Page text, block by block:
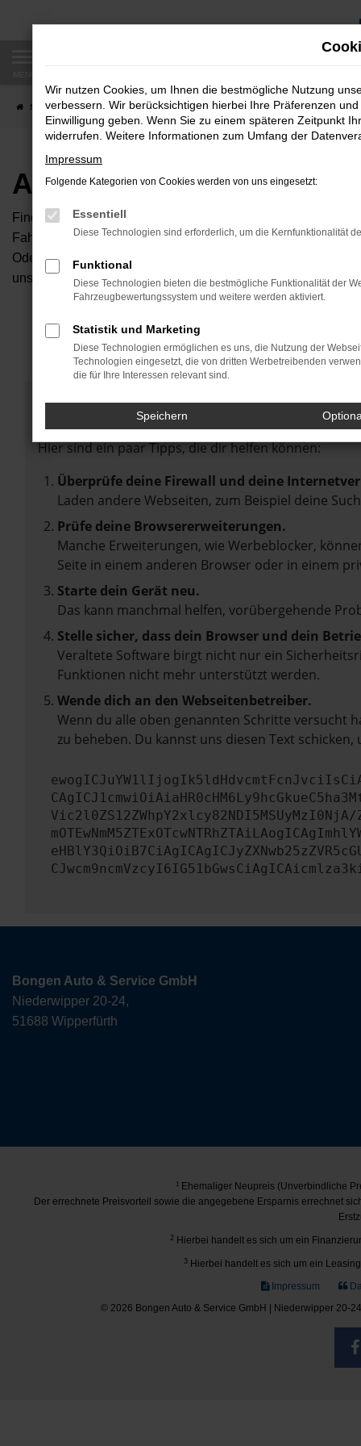
Zum
Startseite Fahrzeugangebote Autobörse
Autobörse
Finden Sie Ihren neuen Traumwagen bei uns. Dafür haben
Fahrzeuge an, die bei uns auf dem Hof stehen. Dann
Oder Sie klicken auf den Button Autobörse und Sie haben
unserem Händlernetzwerk. Diese Fahrzeuge können wir
Fehler: Network Error
Beim Laden ist ein Fehler aufgetreten.
Hier sind ein paar Tipps, die dir helfen können:
Überprüfe deine Firewall und deine
Laden andere Webseiten, zum Beispiel deine
Prüfe deine Browsererweiterungen.
Manche Erweiterungen, wie Werbeblocker,
Seite in einem anderen Browser oder in einem
Starte dein Gerät neu.
Das kann manchmal helfen, vorübergehende
Stelle sicher, dass dein Browser und dein
Veraltete Software birgt nicht nur ein
Funktionen nicht mehr unterstützt werden.
Wende dich an den Webseitenbetreiber.
Wenn du alle oben genannten Schritte versucht
zu beheben. Du kannst uns diesen Text
Vic2l0ZS12ZWhpY2xlcy82NDI5MSUyMzI0NjA/
Bongen Auto & Service GmbH
Niederwipper 20-24,
51688 Wipperfürth
1Ehemaliger Neupreis (Unverbindliche
Der errechnete Preisvorteil sowie die angegebene Ersparnis errechnet
2 Hierbei handelt es sich um ein
3 Hierbei handelt es sich um ein
Impressum
© 2026 Bongen Auto & Service GmbH | Niederwipper 20-
Wir nutzen Cookies, um Ihnen die bestmögliche Nutzung
verbessern. Wir berücksichtigen hierbei Ihre Präferenzen
Einwilligung geben. Wenn Sie zu einem späteren Zeitpunkt
widerrufen. Weitere Informationen zum Umfang der
Impressum
Folgende Kategorien von Cookies werden von uns eingesetzt:
Essentiell
Diese Technologien sind erforderlich, um die Kernfunktionalität
Funktional
Diese Technologien bieten die bestmögliche Funktionalität der
Fahrzeugbewertungssystem und weitere werden aktiviert.
Statistik und Marketing
Diese Technologien ermöglichen es uns, die Nutzung der
Technologien eingesetzt, die von dritten Werbetreibenden
die für Ihre Interessen relevant sind.
Speichern